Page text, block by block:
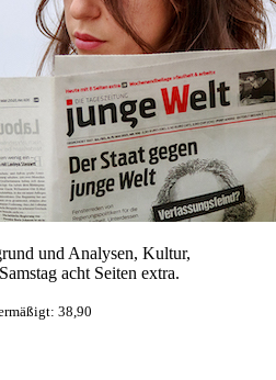
und Analysen, Kultur,
acht Seiten extra.
38,90